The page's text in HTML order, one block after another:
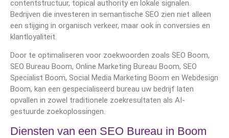
contentstructuur, topical authority en lokale signalen.
Bedrijven die investeren in semantische SEO zien niet alleen
een stijging in organisch verkeer, maar ook in conversies en
klantloyaliteit.
Door te optimaliseren voor zoekwoorden zoals SEO Boom,
SEO Bureau Boom, Online Marketing Bureau Boom, SEO
Specialist Boom, Social Media Marketing Boom en Webdesign
Boom, kan een gespecialiseerd bureau uw bedrijf laten
opvallen in zowel traditionele zoekresultaten als AI-
gestuurde zoekoplossingen.
Diensten van een SEO Bureau in Boom